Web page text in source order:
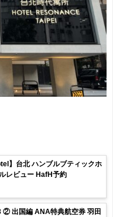
】台北 ハンブルブティックホ
レビュー HafH予約
② 出国編 ANA特典航空券 羽田